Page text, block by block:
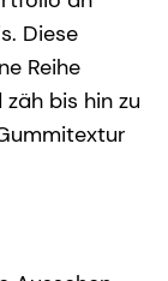
Diese
Reihe
bis hin zu